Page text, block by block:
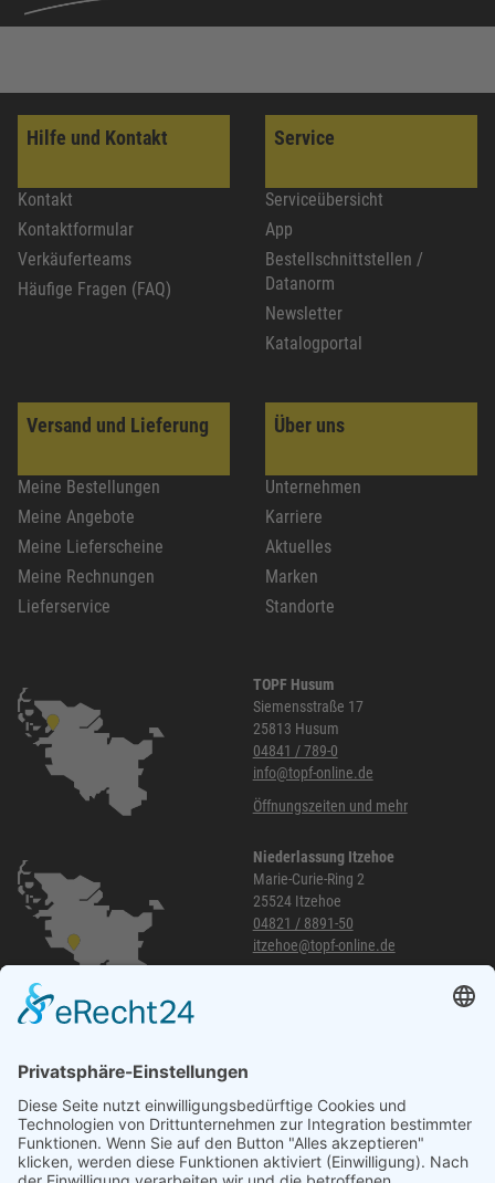
Hilfe und Kontakt
Kontakt
Kontaktformular
Verkäuferteams
Häufige Fragen (FAQ)
Service
Serviceübersicht
App
Bestellschnittstellen /
Datanorm
Newsletter
Katalogportal
Versand und Lieferung
Meine Bestellungen
Meine Angebote
Meine Lieferscheine
Meine Rechnungen
Lieferservice
Über uns
Unternehmen
Karriere
Aktuelles
Marken
Standorte
TOPF Husum
Siemensstraße 17
25813 Husum
04841 / 789-0
info@topf-online.de
Öffnungszeiten und mehr
Niederlassung Itzehoe
Marie-Curie-Ring 2
25524 Itzehoe
04821 / 8891-50
itzehoe@topf-online.de
040 / 21 04 04 04-04
glinde@topf-online.de
Öffnungszeiten und mehr